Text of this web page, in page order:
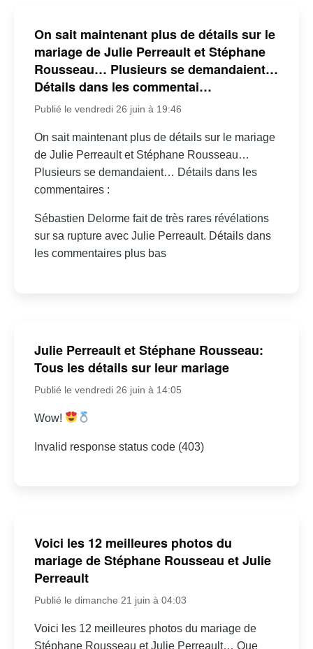
On sait maintenant plus de détails sur le
mariage de Julie Perreault et Stéphane
Rousseau… Plusieurs se demandaient…
Détails dans les commentai…
Publié le vendredi 26 juin à 19:46
On sait maintenant plus de détails sur le mariage
de Julie Perreault et Stéphane Rousseau…
Plusieurs se demandaient… Détails dans les
commentaires :
Sébastien Delorme fait de très rares révélations
sur sa rupture avec Julie Perreault. Détails dans
les commentaires plus bas
Julie Perreault et Stéphane Rousseau:
Tous les détails sur leur mariage
Publié le vendredi 26 juin à 14:05
Wow!
Invalid response status code (403)
Voici les 12 meilleures photos du
mariage de Stéphane Rousseau et Julie
Perreault
Publié le dimanche 21 juin à 04:03
Voici les 12 meilleures photos du mariage de
Stéphane Rousseau et Julie Perreault… Que